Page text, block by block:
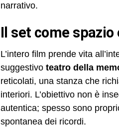
narrativo.
il set come
L’intero film prende vita
suggestivo teatro della
reticolati, una stanza che
interiori. L’obiettivo non è
autentica; spesso sono
spontanea dei ricordi.